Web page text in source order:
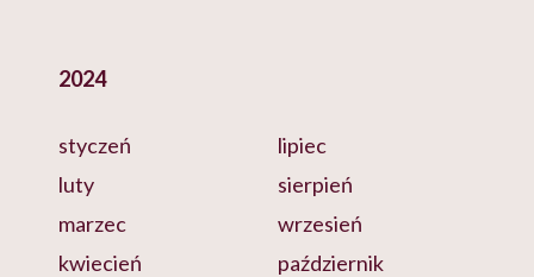
2024
styczeń
luty
marzec
kwiecień
lipiec
sierpień
wrzesień
październik